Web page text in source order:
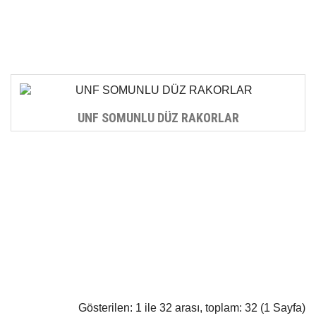
UNF SOMUNLU DÜZ RAKORLAR
Gösterilen: 1 ile 32 arası, toplam: 32 (1 Sayfa)